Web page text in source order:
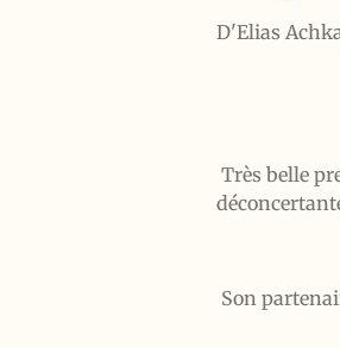
D'Elias
Très belle
Son